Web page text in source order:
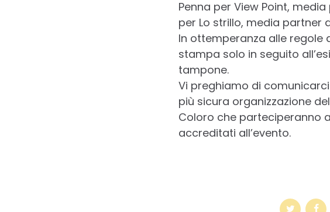
Penna per View Point,
per Lo strillo, media partner
In ottemperanza alle regole
stampa solo in seguito
tampone.
Vi preghiamo di
più sicura organizzazione
Coloro che parteciperanno
accreditati all’evento.